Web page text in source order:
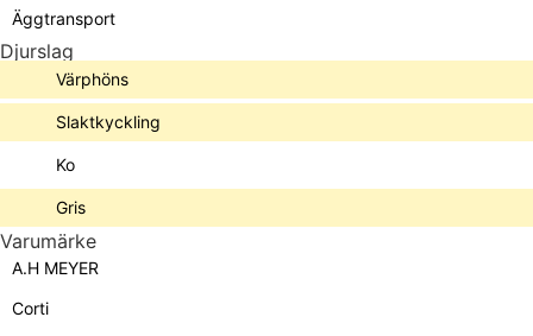
Äggtransport
Djurslag
Värphöns
Slaktkyckling
Ko
Gris
Varumärke
A.H MEYER
Corti